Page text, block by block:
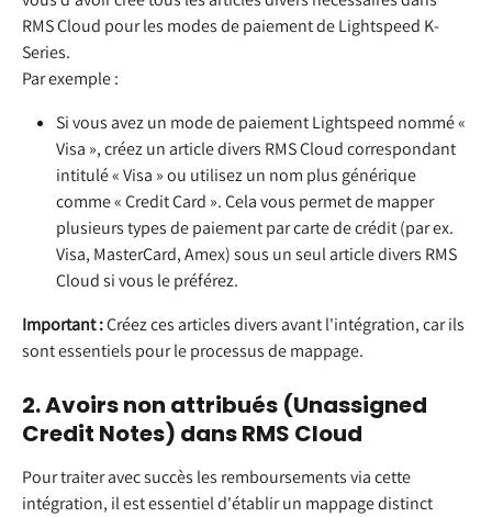
RMS Cloud pour les modes de paiement de Lightspeed K-
Series.
Par exemple :
Si vous avez un mode de paiement Lightspeed nommé «
Visa », créez un article divers RMS Cloud correspondant
intitulé « Visa » ou utilisez un nom plus générique
comme « Credit Card ». Cela vous permet de mapper
plusieurs types de paiement par carte de crédit (par ex.
Visa, MasterCard, Amex) sous un seul article divers RMS
Cloud si vous le préférez.
Important : Créez ces articles divers avant l'intégration, car ils
sont essentiels pour le processus de mappage.
2. Avoirs non attribués (Unassigned
Credit Notes) dans RMS Cloud
Pour traiter avec succès les remboursements via cette
intégration, il est essentiel d'établir un mappage distinct